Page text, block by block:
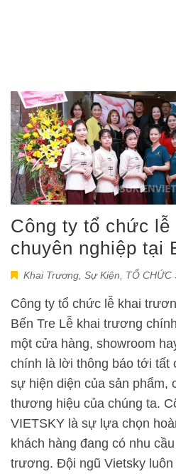
Công ty tổ chức
chuyên nghiệp tại
Khai Trương Sự Kiện TỔ CHỨC
Công ty tổ chức lễ khai
Bến Tre Lễ khai trương
một cửa hàng, showroom
chính là lời thông báo tới tất
sự hiện diện của sản phẩm,
thương hiệu của chúng ta.
VIETSKY là sự lựa chọn
khách hàng đang có nhu
trương. Đội ngũ Vietsky